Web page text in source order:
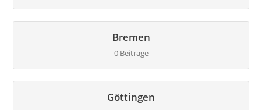
Bremen
0 Beiträge
Göttingen